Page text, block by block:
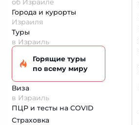
об Израиле
Города и курорты
Израиля
Туры
в Израиль
Горящие туры
по всему миру
Виза
в Израиль
ПЦР и тесты на COVID
Страховка